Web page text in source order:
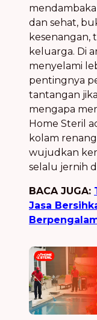
dan sehat,
kesenangan,
keluarga. Di
menyelami
pentingnya
tantangan
mengapa
Home Steril
kolam
wujudkan
selalu jernih
BACA JUGA:
Jasa